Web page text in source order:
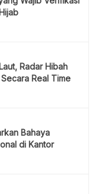
Radar Hibah
Real Time
Bahaya
di Kantor